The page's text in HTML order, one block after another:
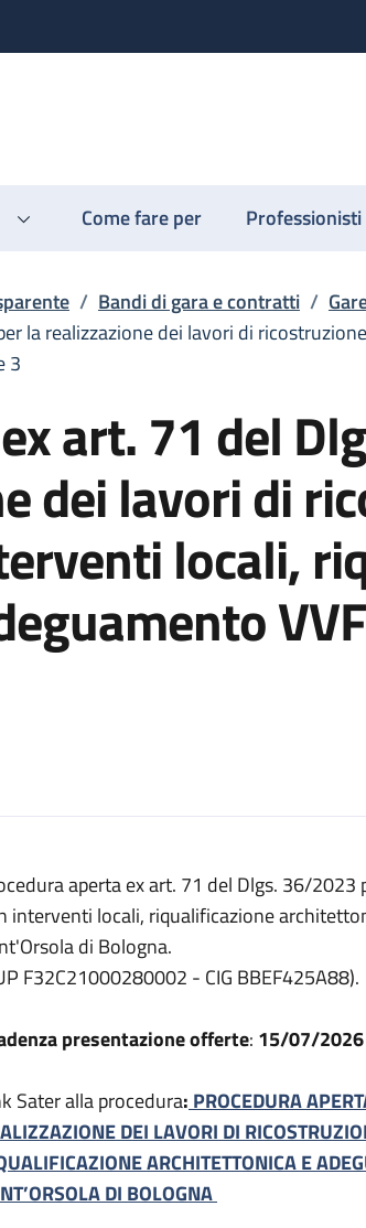
Come fare per Professionisti
/ Bandi di gara e contratti /
la realizzazione dei lavori di
3
art. 71 del
dei lavori di
locali,
36/2023 per la realizzazione dei lavori
ex art. 71 del Dlgs. 36/2023 per la
aperta ex art. 71 del Dlgs. 36/
interventi locali, riqualificazione
di Bologna.
F32C21000280002 - CIG BBEF425A88).
presentazione offerte: 15/07/
Sater alla procedura: PROCEDURA
DEI LAVORI DI
ARCHITETTONICA E
DI BOLOGNA